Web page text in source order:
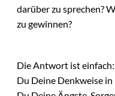
darüber zu sprechen?
zu gewinnen?
Die Antwort ist
Du Deine Denkweise